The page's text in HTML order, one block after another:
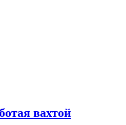
вахтой